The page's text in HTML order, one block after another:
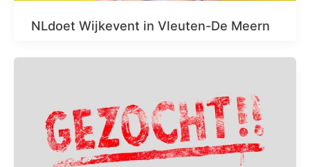
NLdoet Wijkevent in Vleuten-De Meern